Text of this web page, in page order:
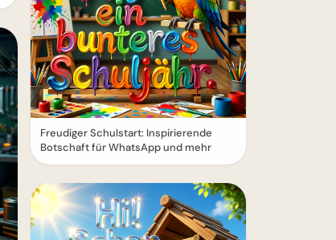
Freudiger Schulstart: Inspirierende
Botschaft für WhatsApp und mehr